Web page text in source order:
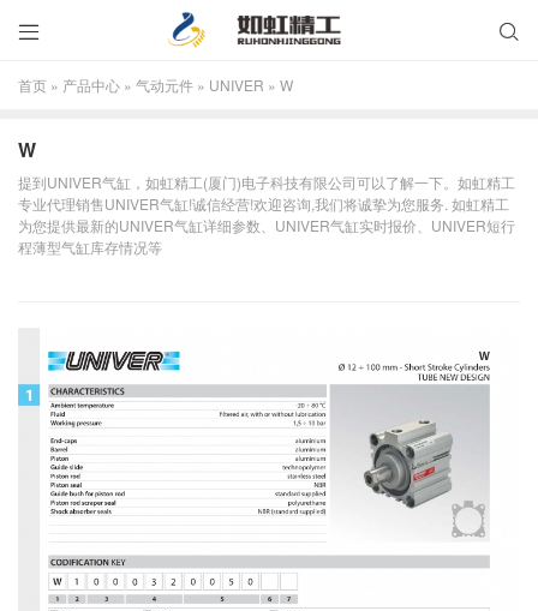


首页 » 产品中心 » 气动元件 » UNIVER » W
W
提到UNIVER气缸，如虹精工(厦门)电子科技有限公司可以了解一下。如虹精工
专业代理销售UNIVER气缸!诚信经营!欢迎咨询,我们将诚挚为您服务. 如虹精工
为您提供最新的UNIVER气缸详细参数、UNIVER气缸实时报价、UNIVER短行
程薄型气缸库存情况等